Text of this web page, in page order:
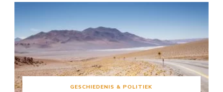
GESCHIEDENIS & POLITIEK